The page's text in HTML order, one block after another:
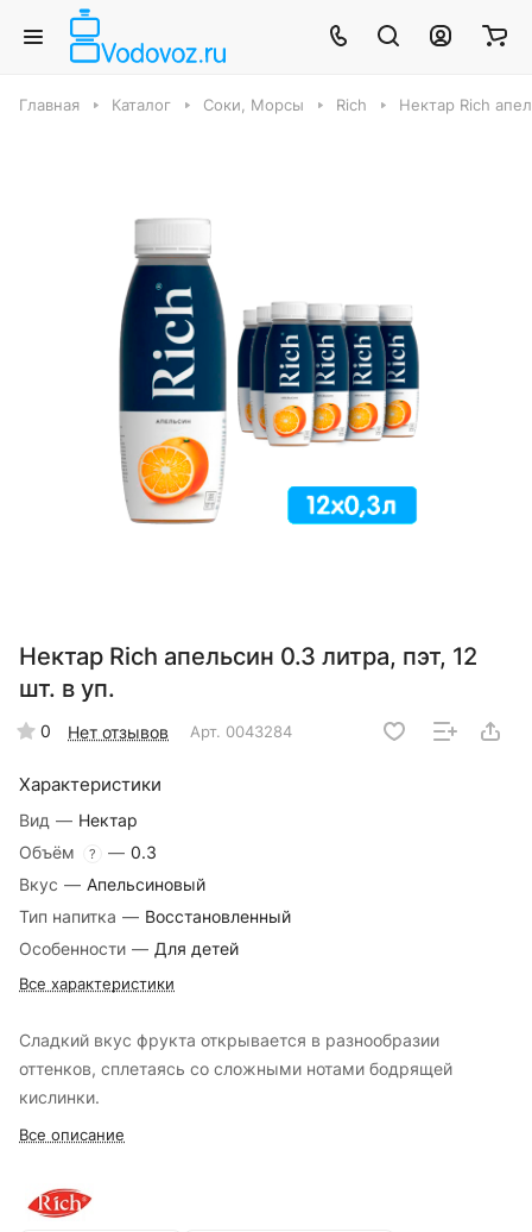
Главная Каталог Соки, Морсы Rich Нектар Rich
Нектар Rich апельсин 0.3 литра, пэт, 12
шт. в уп.
0 Нет отзывов Арт. 0043284
Характеристики
Вид — Нектар
Объём
? — 0.3
Вкус — Апельсиновый
Тип напитка — Восстановленный
Особенности — Для детей
Все характеристики
Сладкий вкус фрукта открывается в разнообразии
оттенков, сплетаясь со сложными нотами бодрящей
кислинки.
Все описание